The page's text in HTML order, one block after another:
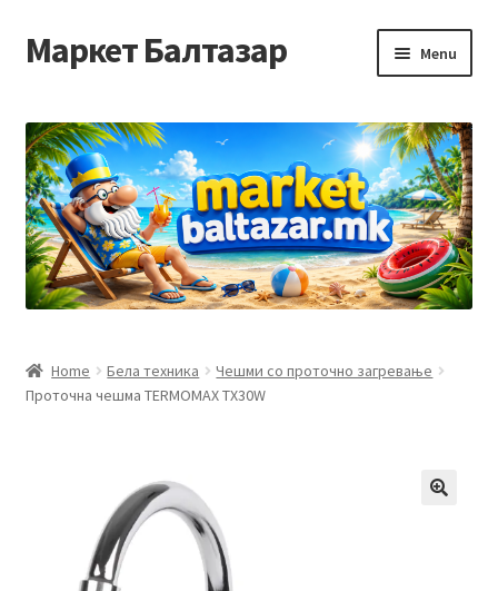
Skip
to
Skip
to
Маркет Балтазар Menu
Checkout
Homepage
Privacy Policy
Контакт
Кошничка
Мој профил
Home Бела техника
Чешми со проточно загревање
Проточна чешма TERMOMAX TX30W